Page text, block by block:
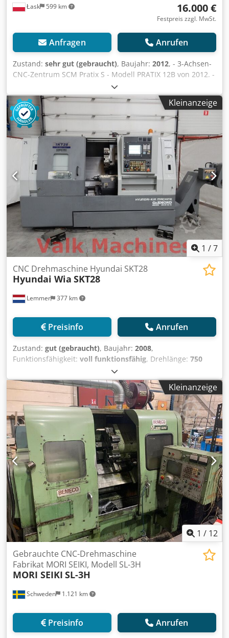
Łask 599 km 16.000 €
Festpreis zzgl. MwSt.
Anfragen Anrufen
Zustand: sehr gut (gebraucht), Baujahr: 2012, - 3-Achsen-
CNC-Zentrum SCM Pratix S - Modell PRATIX 12B von 2012. -
Bereich X, Y, Z-Achsen: 2500x1250x150+ mm - Anzahl der
Werkzeugplätze im Magazin: 8 - Maschinentisch: Raster
Aluminiumtisch, 2 Sektionen. - Steuerung: PC-Steuerung -
Software: SCM NESTING, SCM XILOG MAESTRO - Serien-
Nr.: AH/115920 Anzahl der Fräsachsen: 1 Bohreinheit: 1 -
praktisch unbenutzt Maximale Spindeldrehzahl: 24.000
U/min Werkzeugaufnahme: HSK-F63 Hauptmotor: 6,6 kW
Portalbauweise: Maschine mit beweglichem Portal
Vakuumpumpen: 2 Stk. BECKER aus 2012 - eine außen, die
andere in der Maschine installiert.
Vakuumpumpenleistung m³/h: 240/280 m³/h. Schnittstelle
zum Lesen von CAD-Format (.dxf). Sicherheit: Ablehnungen
Gewicht: ca. 2.500 kg Csdpfx Abouu Ntgeyerf Länge: 5.900
mm Breite: 2.790 mm Höhe: 2.190 mm Automatische
Werkzeuglängenmessung
Kleinanzeige
1 /7
Lemmer 377 km
CNC Drehmaschine Hyundai SKT28
Hyundai Wia SKT28
Preisinfo Anrufen
Zustand: gut (gebraucht), Baujahr: 2008,
Funktionsfähigkeit: voll funktionsfähig, Drehlänge: 750
590 mm
mm, Spindeldrehzahl (max.):3.000 U/min, Ausstattung:
Dokumentation/Handbuch, Drehlange: 750 mm
Drehdiameter: 590 mm über Bett / 375 mm über
Querschlitten Spindeldrehzahlen: 25 - 3.000 U/min.
Spindelbohrung: 78 mm Turret: 10 Pockets Steuerung:
Siemens 810D Shopmill Ausgestattet mit: - Doppelt
Fusspedal - Späneförderer - Betriebsanleitungen
Ursprungland: Z. Korea Motor Leistung 25 kW Csdpfx
Aoxmvzuobysrf Maschine Gewicht: 6.000 kg Maschine
LxBxH: 300 x 180 x 190 cm
Kleinanzeige
1 / 12
Schweden 1.121 km
Gebrauchte CNC-Drehmaschine
Fabrikat MORI SEIKI, Modell SL-3H
MORI SEIKI SL-3H
Preisinfo Anrufen